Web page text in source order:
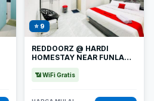
⭐ 9
REDDOORZ @ HARDI
HOMESTAY NEAR FUNLAND
📶 WiFi Gratis